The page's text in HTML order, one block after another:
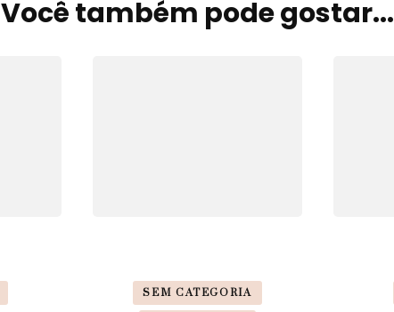
Você também pode gostar...
SEM CATEGORIA